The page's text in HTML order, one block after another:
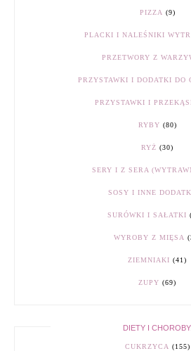
PIZZA (9)
PLACKI I NALEŚNIKI
PRZETWORY Z
PRZYSTAWKI I DODATKI DO
PRZYSTAWKI I
RYBY (80)
RYŻ (30)
SERY I Z SERA
SOSY I INNE
SURÓWKI I SAŁATKI
WYROBY Z MIĘSA
ZIEMNIAKI (41)
ZUPY (69)
DIETY I CHOROBY:
CUKRZYCA (155)